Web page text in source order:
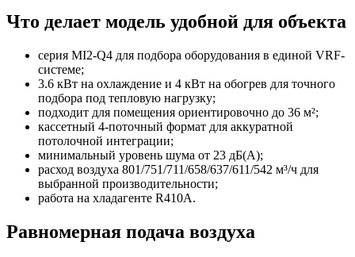
Что делает модель удобной для объекта
серия MI2-Q4 для подбора оборудования в единой VRF-
системе;
3.6 кВт на охлаждение и 4 кВт на обогрев для точного
подбора под тепловую нагрузку;
подходит для помещения ориентировочно до 36 м²;
кассетный 4-поточный формат для аккуратной
потолочной интеграции;
минимальный уровень шума от 23 дБ(А);
расход воздуха 801/751/711/658/637/611/542 м³/ч для
выбранной производительности;
работа на хладагенте R410A.
Равномерная подача воздуха